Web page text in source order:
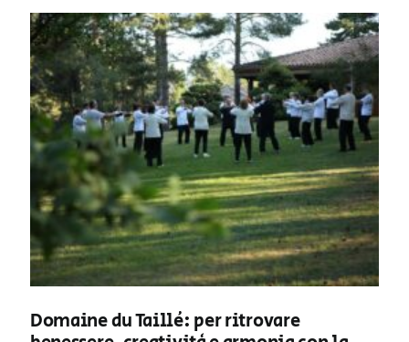
Domaine du Taillé: per ritrovare